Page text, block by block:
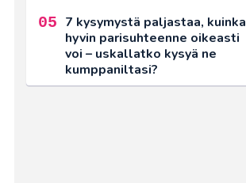
7 kysymystä paljastaa, kuinka
hyvin parisuhteenne oikeasti
voi – uskallatko kysyä ne
kumppaniltasi?